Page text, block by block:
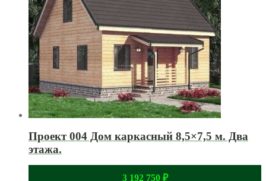
Проект 004 Дом каркасный 8,5×7,5 м. Два
этажа.
3 192 750 ₽